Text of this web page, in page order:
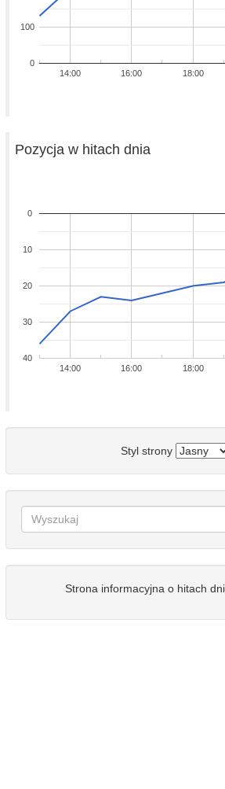
14:00 16:00 18:00
0
100
Pozycja w hitach dnia
14:00 16:00 18:00
0
10
20
30
40
Styl strony
Strona informacyjna o hitach